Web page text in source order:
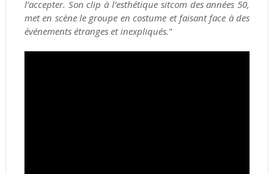
l’accepter. Son clip à l’esthétique sitcom des années 50,
met en scène le groupe en costume et faisant face à des
événements étranges et inexpliqués."